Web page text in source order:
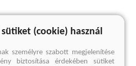
nincs találat
(cookie) használ
személyre szabott megjelenítése
biztosítása érdekében sütiket